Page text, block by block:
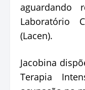
aguardando
Laboratório
(Lacen).
Jacobina
Terapia